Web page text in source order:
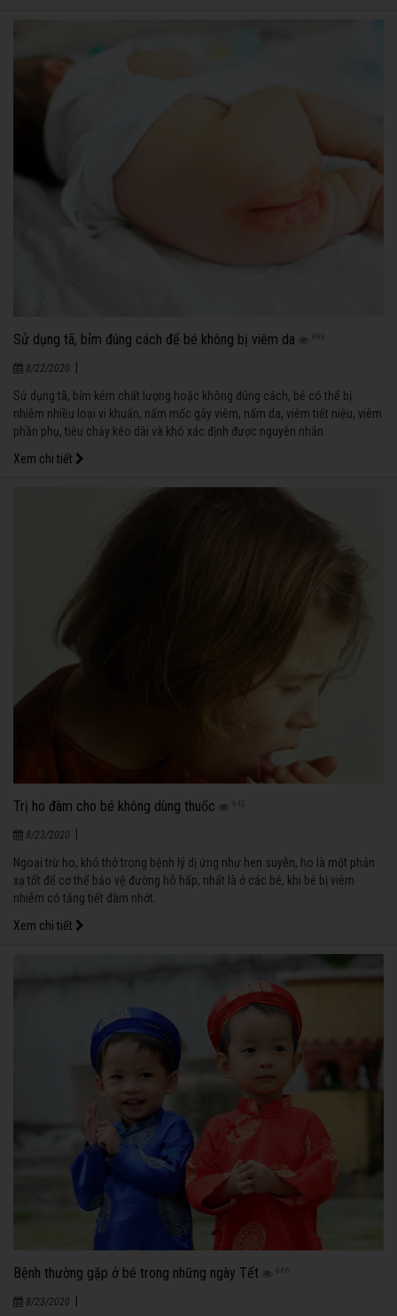
Sử dụng tã, bỉm đúng cách để bé không bị viêm da 899
8/22/2020 |
Sử dụng tã, bỉm kém chất lượng hoặc không đúng cách, bé có thể bị
nhiễm nhiều loại vi khuẩn, nấm mốc gây viêm, nấm da, viêm tiết niệu, viêm
phần phụ, tiêu chảy kéo dài và khó xác định được nguyên nhân.
Xem chi tiết
Trị ho đàm cho bé không dùng thuốc 943
8/23/2020
Ngoại trừ ho, khó thở trong bệnh lý dị ứng như hen suyễn, ho là một phản
xạ tốt để cơ thể bảo vệ đường hô hấp, nhất là ở các bé, khi bé bị viêm
nhiễm có tăng tiết đàm nhớt.
Xem chi tiết
Bệnh thường gặp ở bé trong những ngày Tết 846
8/23/2020